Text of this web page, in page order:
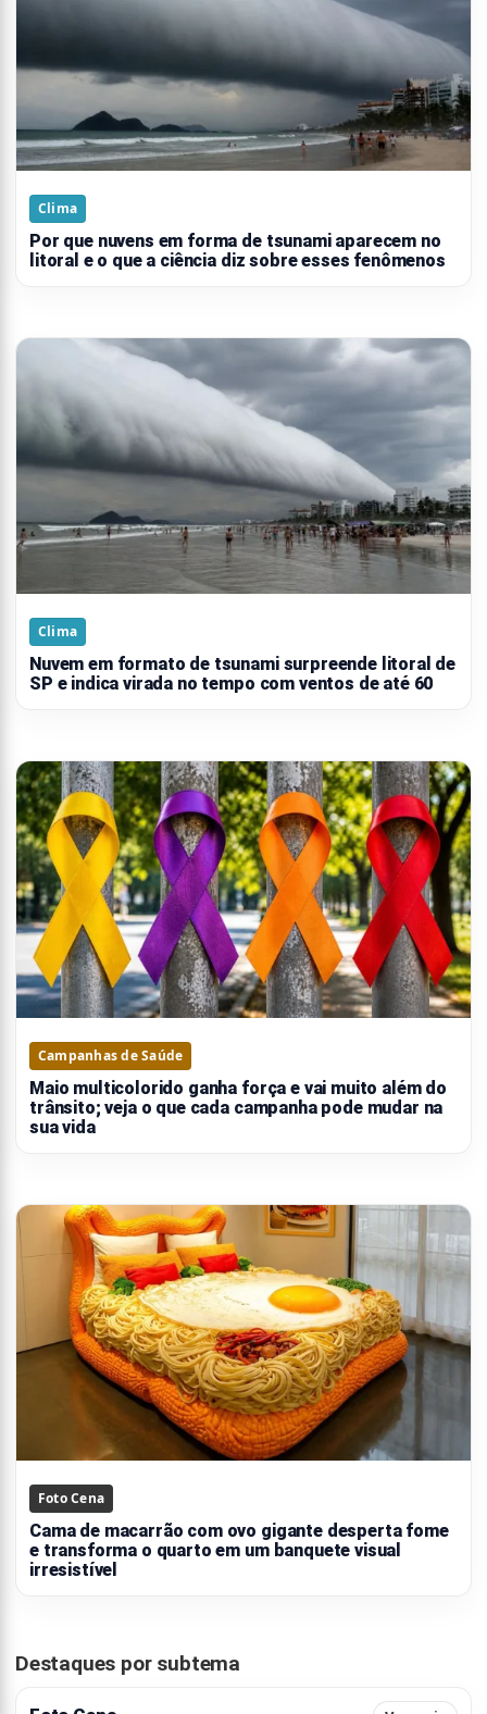
Clima
Por que nuvens em forma de tsunami aparecem no
litoral e o que a ciência diz sobre esses fenômenos
Clima
Nuvem em formato de tsunami surpreende litoral de
SP e indica virada no tempo com ventos de até 60
Campanhas de Saúde
Maio multicolorido ganha força e vai muito além do
trânsito; veja o que cada campanha pode mudar na
sua vida
Foto Cena
Cama de macarrão com ovo gigante desperta fome
e transforma o quarto em um banquete visual
irresistível
Destaques por subtema